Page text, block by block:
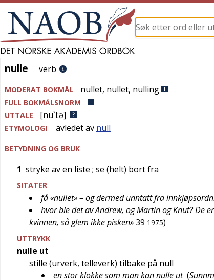
nulle
nulle verb
MODERAT BOKMÅL nullet, nullet, nulling
FULL BOKMÅLSNORM
UTTALE
[nu`l:ə]
ETYMOLOGI avledet av null
BETYDNING OG BRUK
1 stryke av en liste ; se (helt) bort fra
SITATER
få «nullet» – og dermed unntatt fra
hvor ble det av Andrew, og Martin og Knut? De
kvinnen, så glem ikke pisken»39 1975)
UTTRYKK
nulle ut
stille (urverk, telleverk) tilbake på null
en stor klokke som man kan nulle ut (